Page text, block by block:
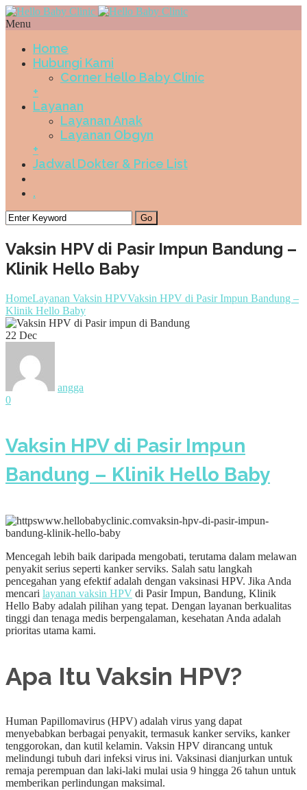
Menu
Home
Hubungi Kami
Corner Hello Baby Clinic
+
Layanan
Layanan Anak
Layanan Obgyn
+
Jadwal Dokter & Price List
.
Vaksin HPV di Pasir Impun Bandung –
Klinik Hello Baby
HomeLayanan Vaksin HPVVaksin HPV di Pasir Impun Bandung –
Klinik Hello Baby
22 Dec
angga
0
Vaksin HPV di Pasir Impun
Bandung – Klinik Hello Baby
Mencegah lebih baik daripada mengobati, terutama dalam melawan
penyakit serius seperti kanker serviks. Salah satu langkah
pencegahan yang efektif adalah dengan vaksinasi HPV. Jika Anda
mencari layanan vaksin HPV di Pasir Impun, Bandung, Klinik
Hello Baby adalah pilihan yang tepat. Dengan layanan berkualitas
tinggi dan tenaga medis berpengalaman, kesehatan Anda adalah
prioritas utama kami.
Apa Itu Vaksin HPV?
Human Papillomavirus (HPV) adalah virus yang dapat
menyebabkan berbagai penyakit, termasuk kanker serviks, kanker
tenggorokan, dan kutil kelamin. Vaksin HPV dirancang untuk
melindungi tubuh dari infeksi virus ini. Vaksinasi dianjurkan untuk
remaja perempuan dan laki-laki mulai usia 9 hingga 26 tahun untuk
memberikan perlindungan maksimal.